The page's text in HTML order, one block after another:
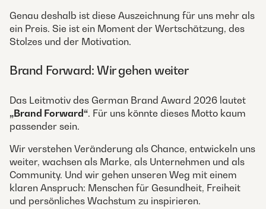
Genau deshalb ist diese Auszeichnung für uns mehr als
ein Preis. Sie ist ein Moment der Wertschätzung, des
Stolzes und der Motivation.
Brand Forward: Wir gehen weiter
Das Leitmotiv des German Brand Award 2026 lautet
„Brand Forward“. Für uns könnte dieses Motto kaum
passender sein.
Wir verstehen Veränderung als Chance, entwickeln uns
weiter, wachsen als Marke, als Unternehmen und als
Community. Und wir gehen unseren Weg mit einem
klaren Anspruch: Menschen für Gesundheit, Freiheit
und persönliches Wachstum zu inspirieren.